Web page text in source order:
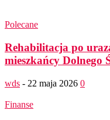
Polecane
Rehabilitacja po
mieszkańcy Dolnego
wds - 22 maja 2026 0
Finanse